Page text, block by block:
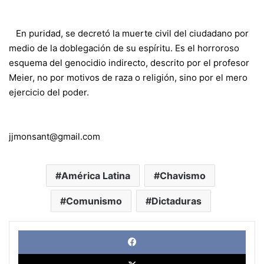
En puridad, se decretó la muerte civil del ciudadano por
medio de la doblegación de su espíritu. Es el horroroso
esquema del genocidio indirecto, descrito por el profesor
Meier, no por motivos de raza o religión, sino por el mero
ejercicio del poder.
jjmonsant@gmail.com
América Latina Chavismo
Comunismo Dictaduras
X